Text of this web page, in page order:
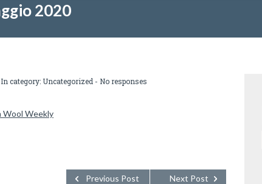
2020
category: Uncategorized - No responses
Wool Weekly
Next Post
Previous Post